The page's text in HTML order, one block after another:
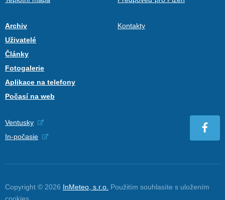
Archiv
Uživatelé
Články
Fotogalerie
Aplikace na telefony
Počasí na web
Kontakty
Ventusky
In-počasie
Copyright © 2026 InMeteo, s.r.o. Použitím souhlasíte s uložením